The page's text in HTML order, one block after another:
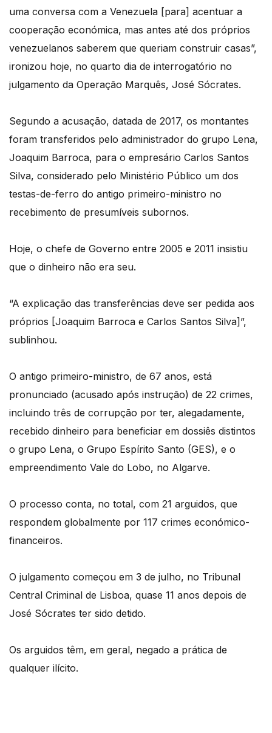
uma conversa com a Venezuela [para] acentuar a
cooperação económica, mas antes até dos próprios
venezuelanos saberem que queriam construir casas”,
ironizou hoje, no quarto dia de interrogatório no
julgamento da Operação Marquês, José Sócrates.
Segundo a acusação, datada de 2017, os montantes
foram transferidos pelo administrador do grupo Lena,
Joaquim Barroca, para o empresário Carlos Santos
Silva, considerado pelo Ministério Público um dos
testas-de-ferro do antigo primeiro-ministro no
recebimento de presumíveis subornos.
Hoje, o chefe de Governo entre 2005 e 2011 insistiu
que o dinheiro não era seu.
“A explicação das transferências deve ser pedida aos
próprios [Joaquim Barroca e Carlos Santos Silva]”,
sublinhou.
O antigo primeiro-ministro, de 67 anos, está
pronunciado (acusado após instrução) de 22 crimes,
incluindo três de corrupção por ter, alegadamente,
recebido dinheiro para beneficiar em dossiês distintos
o grupo Lena, o Grupo Espírito Santo (GES), e o
empreendimento Vale do Lobo, no Algarve.
O processo conta, no total, com 21 arguidos, que
respondem globalmente por 117 crimes económico-
financeiros.
O julgamento começou em 3 de julho, no Tribunal
Central Criminal de Lisboa, quase 11 anos depois de
José Sócrates ter sido detido.
Os arguidos têm, em geral, negado a prática de
qualquer ilícito.